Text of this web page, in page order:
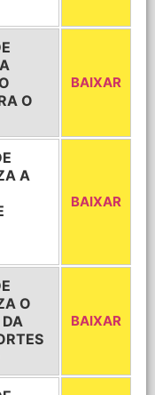
O
BAIXAR
A
BAIXAR
O
BAIXAR